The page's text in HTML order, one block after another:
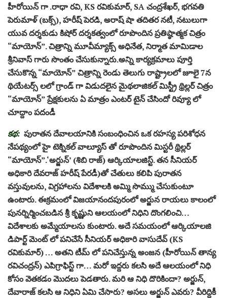
హీరోయిన్ గా .రాధా రవి, KS రవికుమార్, SA చంద్రశేఖర్, భగవతి
పెరుమాళ్ (బక్స్), హరీష్ పెరడి, అరాష్ షా తదితర నటీ, నటులుగా
యువ దర్శకుడు కిషోర్ దర్శకత్వంలో రూపొందిన ప్రతిష్ఠాత్మక చిత్రం
“మాయోన్”. చిత్రాన్ని మూవీమ్యాక్స్ అధినేత, నిర్మాత మామిడాల
శ్రీనివాస్ గారు సొంతం చేసుకున్నారు.అన్ని కార్యక్రమాలు పూర్తి
చేసుకొన్న “మాయోన్” చిత్రాన్ని రెండు తెలుగు రాష్ట్రాలలో జూలై 7న
థియేటర్స్ లలో గ్రాండ్ గా విడుదలైన మైథలాజికల్ మిస్ట్రీ థ్రిల్లర్ చిత్రం
“మాయోన్” ప్రేక్షకులను ఏ మాత్రం ఎంటర్ టైన్ చేసిందో రివ్యూ లో
చూద్దాం పదండీ
కథ: పురాతన దేవాలయానికి సంబంధించిన ఒక రహస్య పరిశోధన
నేపథ్యంలో హై టెక్నికల్‌ వాల్యూస్‌ తో రూపొందిన మిస్టరీ థ్రిల్లర్‌
“మాయోన్”.‘అర్జున్’ (శిబి రాజ్) ఆర్కియాలజిస్ట్. తన సీనియర్
అధికారి దేవరాజ్ హరీష్ పేరడీ)తో చేతులు కలిపి పురాతన
వస్తువులను, విగ్రహాలను విదేశాలకి అమ్మి సొమ్ము చేసుకుంటూ
ఉంటారు. ఈక్రమంలో విజయానందపురంలో అర్జున రాయలు కాలంలో
పునర్నిర్మించబడిన శ్రీ కృష్ణుని ఆలయంలో నిధిని దొంగలించి…
విదేశాలకు అమ్మేయాలను కుంటారు. అదే సమయంలో ఆర్కియాలజి
డిపార్ట్ మెంట్ లో పనిచేసే సీనియర్ అధికారి వాసుదేవ్ (KS
రవికుమార్) … అతని టీమ్ లో పనిచేస్తున్న అంజన (హీరోయిన్ తాన్య
రవిచంద్రన్) ఎపిగ్రాఫిస్ట్ గా… మరో ఇద్దరు కలసి అదే ఆలయంలో నిధి
కోసం వెతకడం మొదలు పెడతారు. మరి ఆ నిధి దొరికిందా? అర్జున్,
దేవారాజ్ కలసి ఆ నిధిని ఏమి చేసారు? అసలు అర్జున్ ఎవరు? వీరిద్దికీ